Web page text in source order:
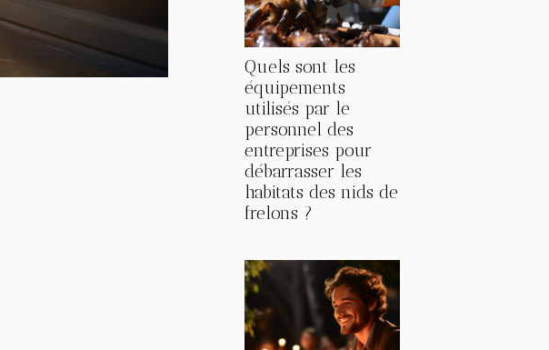
Quels sont les
équipements
utilisés par le
personnel des
entreprises pour
débarrasser les
habitats des nids de
frelons ?